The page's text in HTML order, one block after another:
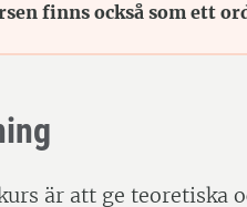
finns också som ett
är att ge teoretiska